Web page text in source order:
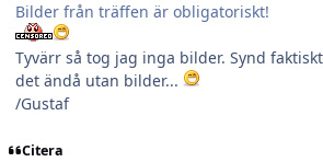
Bilder från träffen är obligatoriskt!
Tyvärr så tog jag inga bilder. Synd
det ändå utan bilder...
/Gustaf
Citera